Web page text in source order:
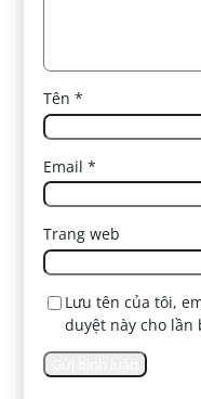
Tên*
Email*
Trang web
Lưu tên của tôi,
duyệt này cho lần